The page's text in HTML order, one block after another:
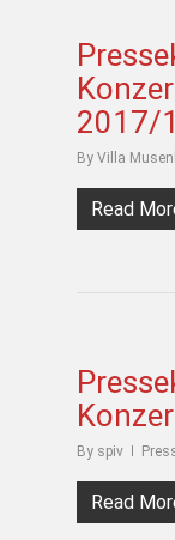
2017/
By Villa
Read
By spiv
Read